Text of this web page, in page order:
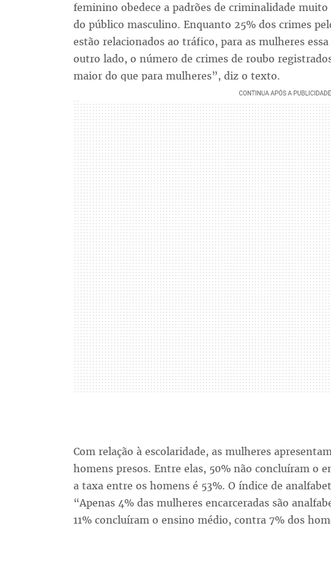
feminino obedece a padrões de criminalidade
do público masculino. Enquanto 25% dos crimes
estão relacionados ao tráfico, para as mulheres
outro lado, o número de crimes de roubo
maior do que para mulheres”, diz o texto.
Com relação à escolaridade, as mulheres
homens presos. Entre elas, 50% não concluíram o
a taxa entre os homens é 53%. O índice de
“Apenas 4% das mulheres encarceradas são
11% concluíram o ensino médio, contra 7% dos